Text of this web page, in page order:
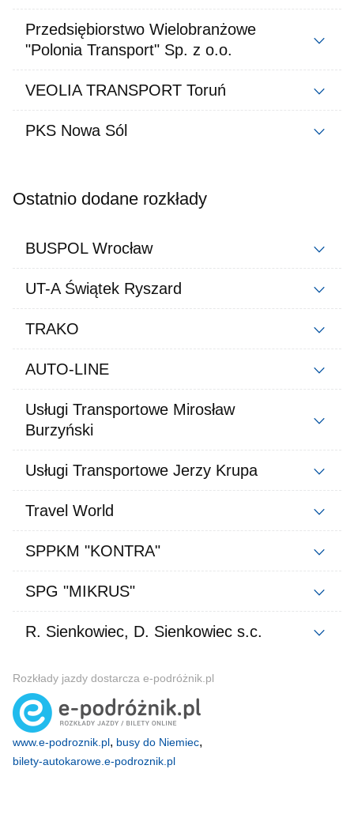
Przedsiębiorstwo Wielobranżowe
"Polonia Transport" Sp. z o.o.
VEOLIA TRANSPORT Toruń
PKS Nowa Sól
Ostatnio dodane rozkłady
BUSPOL Wrocław
UT-A Świątek Ryszard
TRAKO
AUTO-LINE
Usługi Transportowe Mirosław
Burzyński
Usługi Transportowe Jerzy Krupa
Travel World
SPPKM "KONTRA"
SPG "MIKRUS"
R. Sienkowiec, D. Sienkowiec s.c.
Rozkłady jazdy dostarcza e-podróżnik.pl
www.e-podroznik.pl, busy do Niemiec,
bilety-autokarowe.e-podroznik.pl